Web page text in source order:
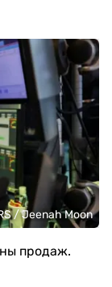
/ Jeenah Moon
продаж.